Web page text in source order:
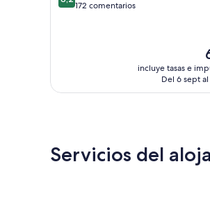
de
sobre172 comentarios
incluye tasas e
Del 6 sept
Servicios del